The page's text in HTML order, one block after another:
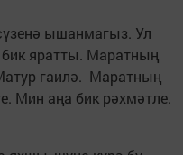
ышанмагыз. Ул
яратты. Маратның
гаилә. Маратның
Мин аңа бик рәхмәтле.